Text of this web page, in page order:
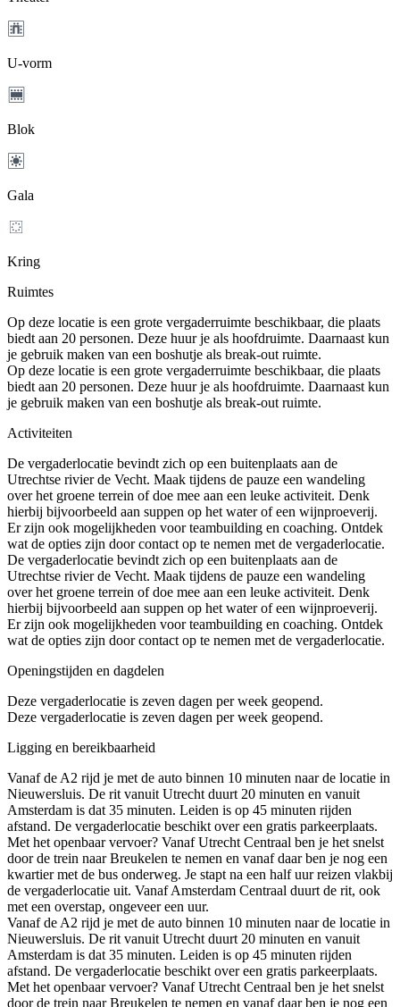
U-vorm
Blok
Gala
Kring
Ruimtes
Op deze locatie is een grote vergaderruimte beschikbaar, die plaats
biedt aan 20 personen. Deze huur je als hoofdruimte. Daarnaast kun
je gebruik maken van een boshutje als break-out ruimte.
Op deze locatie is een grote vergaderruimte beschikbaar, die plaats
biedt aan 20 personen. Deze huur je als hoofdruimte. Daarnaast kun
je gebruik maken van een boshutje als break-out ruimte.
Activiteiten
De vergaderlocatie bevindt zich op een buitenplaats aan de
Utrechtse rivier de Vecht. Maak tijdens de pauze een wandeling
over het groene terrein of doe mee aan een leuke activiteit. Denk
hierbij bijvoorbeeld aan suppen op het water of een wijnproeverij.
Er zijn ook mogelijkheden voor teambuilding en coaching. Ontdek
wat de opties zijn door contact op te nemen met de vergaderlocatie.
De vergaderlocatie bevindt zich op een buitenplaats aan de
Utrechtse rivier de Vecht. Maak tijdens de pauze een wandeling
over het groene terrein of doe mee aan een leuke activiteit. Denk
hierbij bijvoorbeeld aan suppen op het water of een wijnproeverij.
Er zijn ook mogelijkheden voor teambuilding en coaching. Ontdek
wat de opties zijn door contact op te nemen met de vergaderlocatie.
Openingstijden en dagdelen
Deze vergaderlocatie is zeven dagen per week geopend.
Deze vergaderlocatie is zeven dagen per week geopend.
Ligging en bereikbaarheid
Vanaf de A2 rijd je met de auto binnen 10 minuten naar de locatie in
Nieuwersluis. De rit vanuit Utrecht duurt 20 minuten en vanuit
Amsterdam is dat 35 minuten. Leiden is op 45 minuten rijden
afstand. De vergaderlocatie beschikt over een gratis parkeerplaats.
Met het openbaar vervoer? Vanaf Utrecht Centraal ben je het snelst
door de trein naar Breukelen te nemen en vanaf daar ben je nog een
kwartier met de bus onderweg. Je stapt na een half uur reizen vlakbij
de vergaderlocatie uit. Vanaf Amsterdam Centraal duurt de rit, ook
met een overstap, ongeveer een uur.
Vanaf de A2 rijd je met de auto binnen 10 minuten naar de locatie in
Nieuwersluis. De rit vanuit Utrecht duurt 20 minuten en vanuit
Amsterdam is dat 35 minuten. Leiden is op 45 minuten rijden
afstand. De vergaderlocatie beschikt over een gratis parkeerplaats.
Met het openbaar vervoer? Vanaf Utrecht Centraal ben je het snelst
door de trein naar Breukelen te nemen en vanaf daar ben je nog een